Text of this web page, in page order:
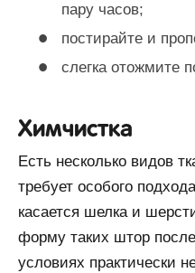
пару часов;
постирайте и
слегка отожмите
Химчистка
Есть несколько видов
требует особого
касается шелка и
форму таких штор
условиях практически